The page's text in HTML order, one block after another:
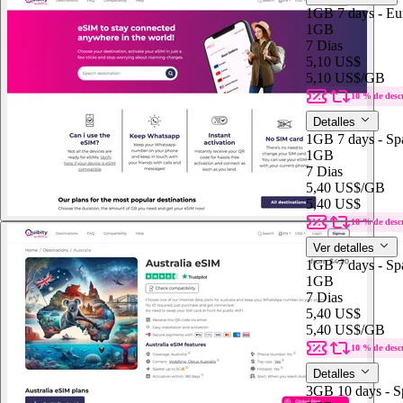
1GB 7 days -
1GB
7 Dias
5,10 US$
5,10 US$/GB
10 % de
Detalles
1GB 7 days -
1GB
7 Dias
5,40 US$/GB
5,40 US$
10 % de
Ver detalles
1GB 7 days -
1GB
7 Dias
5,40 US$
5,40 US$/GB
10 % de
Detalles
3GB 10 days -